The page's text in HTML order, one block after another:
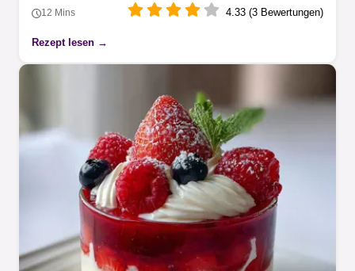
12 Mins 4.33 (3 Bewertungen)
Rezept lesen →